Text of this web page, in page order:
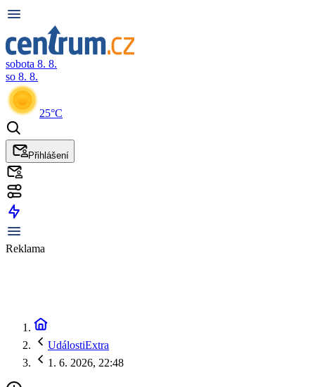
sobota 8. 8.
so 8. 8.
25°C
Přihlášení
Reklama
UdálostiExtra
1. 6. 2026, 22:48